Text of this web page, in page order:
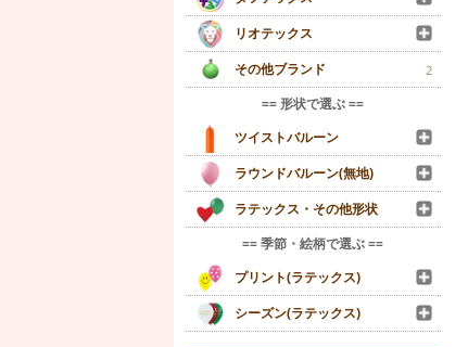
リオテックス
その他ブランド
2
== 形状で選ぶ ==
ツイストバルーン
ラウンドバルーン(無地)
ラテックス・その他形状
== 季節・絵柄で選ぶ ==
プリント(ラテックス)
シーズン(ラテックス)